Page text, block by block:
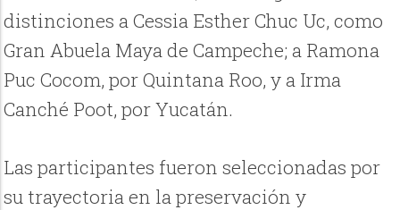
distinciones a Cessia Esther Chuc Uc, como
Gran Abuela Maya de Campeche; a Ramona
Puc Cocom, por Quintana Roo, y a Irma
Canché Poot, por Yucatán.
Las participantes fueron seleccionadas por
su trayectoria en la preservación y